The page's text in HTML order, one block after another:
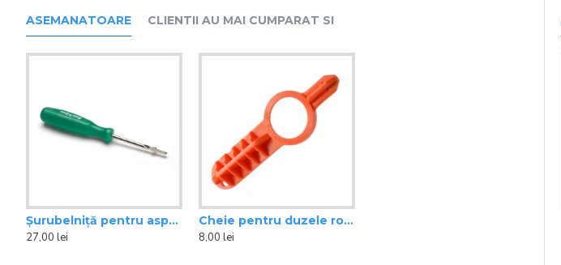
ASEMANATOARE CLIENTII AU MAI CUMPARAT SI
Șurubelniță pentru aspersoare rotoare Rain Bird
27,00 lei
Cheie pentru duzele rotative MP ROTATOR Hunter
8,00 lei
74,00 lei
1,80 lei